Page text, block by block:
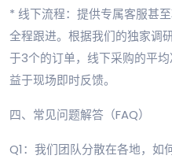
* 线下流程：提供专属客服甚
全程跟进。根据我们的独家调
于3个的订单，线下采购的平
益于现场即时反馈。
四、常见问题解答（FAQ）
Q1：我们团队分散在各地，如